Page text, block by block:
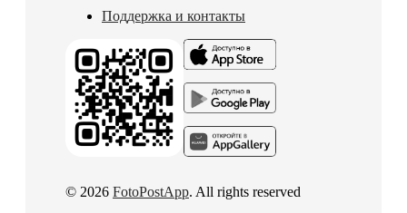
Поддержка и контакты
© 2026 FotoPostApp. All rights reserved